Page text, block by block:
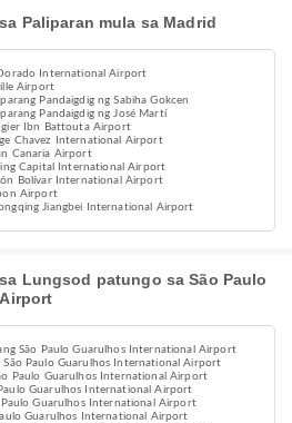
Paliparan mula sa Madrid
International Airport
Airport
Pandaigdig ng Sabiha Gokcen
Pandaigdig ng José Martí
Ibn Battouta Airport
Chavez International Airport
Canaria Airport
Capital International Airport
Bolívar International Airport
Airport
Jiangbei International Airport
Lungsod patungo sa São Paulo
São Paulo Guarulhos International Airport
São Paulo Guarulhos International Airport
Paulo Guarulhos International Airport
Guarulhos International Airport
Paulo Guarulhos International Airport
Guarulhos International Airport